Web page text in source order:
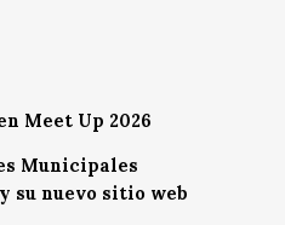
Meet Up 2026
Municipales
su nuevo sitio web